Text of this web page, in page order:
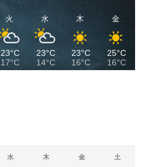
火
23°C
17°C
水
23°C
14°C
木
23°C
16°C
金
25°C
16°C
水 木 金 土